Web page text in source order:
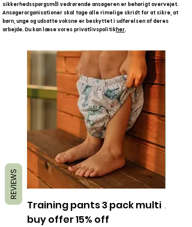
sikkerhedsspørgsmål vedrørende ansøgeren er behørigt overvejet.
Ansøgerorganisationer skal tage alle rimelige skridt for at sikre, at
børn, unge og udsatte voksne er beskyttet i udførelsen af deres
arbejde. Du kan læse vores privatlivspolitikher.
Training pants 3 pack multi
buy offer 15% off
All
REVIEWS